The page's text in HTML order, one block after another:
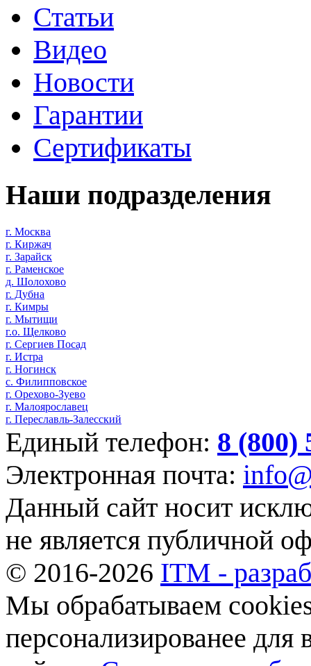
Статьи
Видео
Новости
Гарантии
Сертификаты
Наши подразделения
г. Москва
г. Киржач
г. Зарайск
г. Раменское
д. Шолохово
г. Дубна
г. Кимры
г. Мытищи
г.о. Щелково
г. Сергиев Посад
г. Истра
г. Ногинск
с. Филипповское
г. Орехово-Зуево
г. Малоярославец
г. Переславль-Залесский
Единый телефон: 8 (800)
Электронная почта:
Данный сайт носит
не является публичной
© 2016-2026 ITM -
Мы обрабатываем
персонализированее